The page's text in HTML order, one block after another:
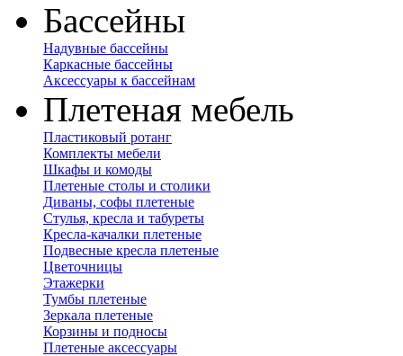
Бассейны
Надувные бассейны
Каркасные бассейны
Аксессуары к бассейнам
Плетеная мебель
Пластиковый ротанг
Комплекты мебели
Шкафы и комоды
Плетеные столы и столики
Диваны, софы плетеные
Стулья, кресла и табуреты
Кресла-качалки плетеные
Подвесные кресла плетеные
Цветочницы
Этажерки
Тумбы плетеные
Зеркала плетеные
Корзины и подносы
Плетеные аксессуары